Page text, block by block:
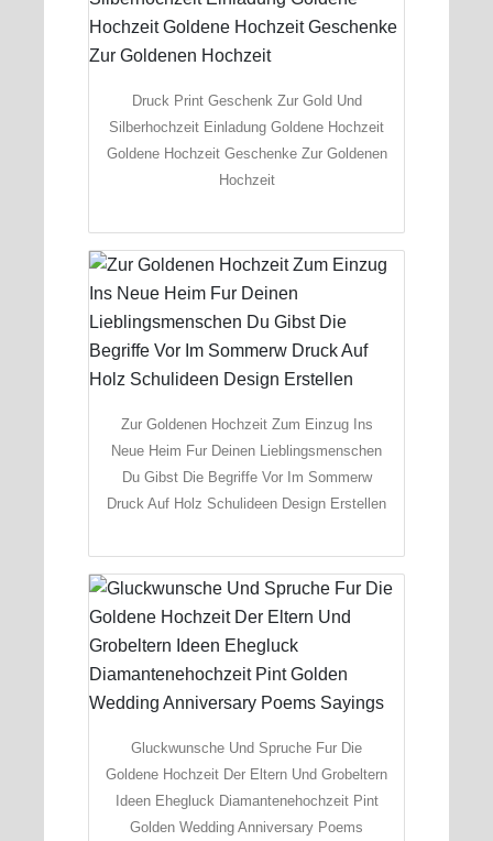
Druck Print Geschenk Zur Gold Und
Silberhochzeit Einladung Goldene Hochzeit
Goldene Hochzeit Geschenke Zur Goldenen
Hochzeit
Zur Goldenen Hochzeit Zum Einzug Ins
Neue Heim Fur Deinen Lieblingsmenschen
Du Gibst Die Begriffe Vor Im Sommerw
Druck Auf Holz Schulideen Design Erstellen
Gluckwunsche Und Spruche Fur Die
Goldene Hochzeit Der Eltern Und Grobeltern
Ideen Ehegluck Diamantenehochzeit Pint
Golden Wedding Anniversary Poems